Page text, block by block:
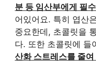
분 등 임산부에게 필
어있어요. 특히 엽산
중요한데, 초콜릿을
다. 또한 초콜릿에 들
산화 스트레스를 줄